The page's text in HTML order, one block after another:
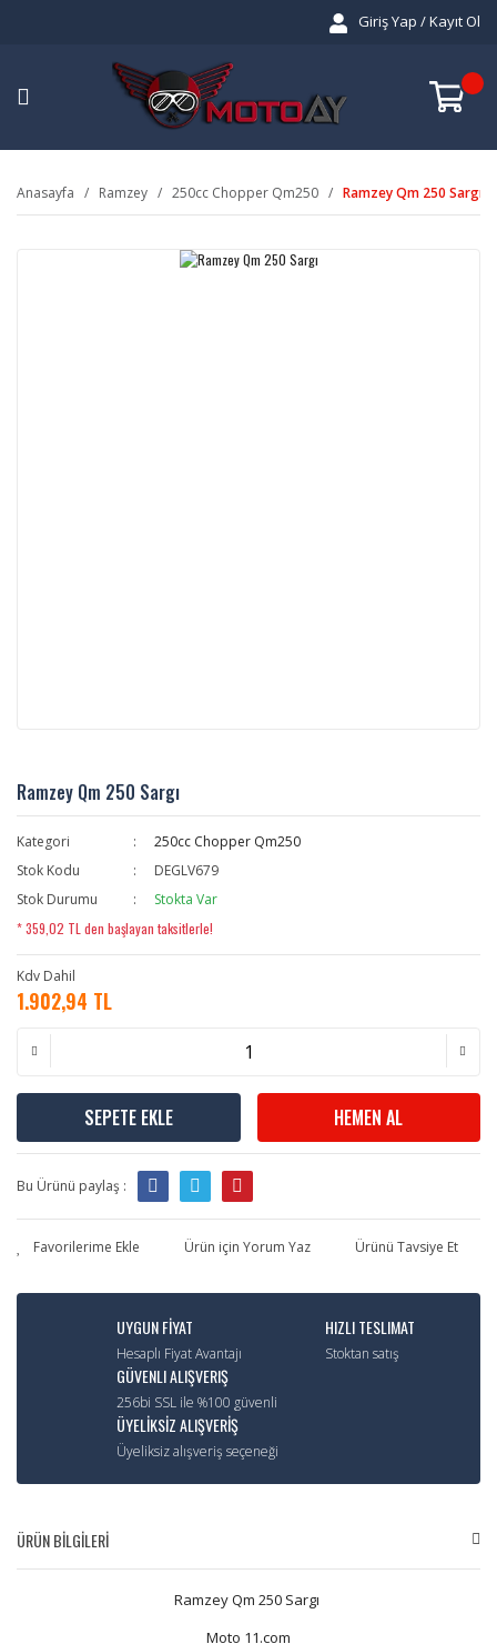
Giriş Yap / Kayıt Ol
Anasayfa Ramzey 250cc Chopper Qm250 Ramzey Qm 250 Sargı
Ramzey Qm 250 Sargı
Kategori
250cc Chopper Qm250
Stok Kodu
DEGLV679
Stok Durumu
Stokta Var
* 359,02 TL den başlayan taksitlerle!
Kdv Dahil
1.902,94 TL
SEPETE EKLE HEMEN AL
Bu Ürünü paylaş :
Ürün için Yorum Yaz Ürünü Tavsiye Et
UYGUN FİYAT
Hesaplı Fiyat Avantajı
HIZLI TESLIMAT
Stoktan satış
GÜVENLI ALIŞVERIŞ
256bi SSL ile %100 güvenli
ÜYELİKSİZ ALIŞVERİŞ
Üyeliksiz alışveriş seçeneği
ÜRÜN BİLGİLERİ
Ramzey Qm 250 Sargı
Moto 11.com